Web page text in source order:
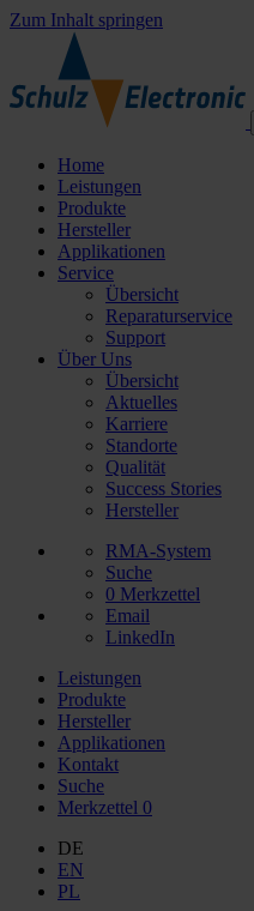
Zum Inhalt springen
Home
Leistungen
Produkte
Hersteller
Applikationen
Service
Übersicht
Reparaturservice
Support
Über Uns
Übersicht
Aktuelles
Karriere
Standorte
Qualität
Success Stories
Hersteller
RMA-System
Suche
0 Merkzettel
Email
LinkedIn
Leistungen
Produkte
Hersteller
Applikationen
Kontakt
Suche
Merkzettel 0
DE
EN
PL